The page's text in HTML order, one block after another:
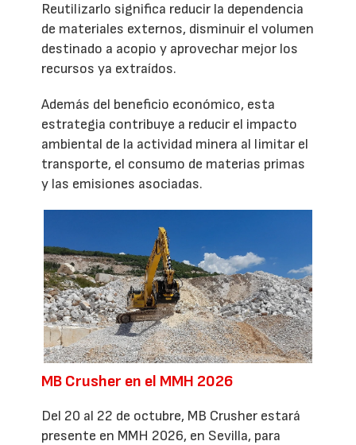
Reutilizarlo significa reducir la dependencia
de materiales externos, disminuir el volumen
destinado a acopio y aprovechar mejor los
recursos ya extraídos.
Además del beneficio económico, esta
estrategia contribuye a reducir el impacto
ambiental de la actividad minera al limitar el
transporte, el consumo de materias primas
y las emisiones asociadas.
MB Crusher en el MMH 2026
Del 20 al 22 de octubre, MB Crusher estará
presente en MMH 2026, en Sevilla, para